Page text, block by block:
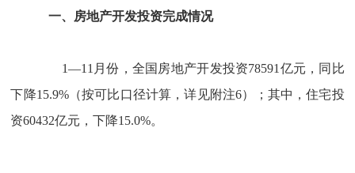
一、房地产开发投资完成情况
1—11 月份，全国房地产开发投资78591 亿元，同比
下降15.9%（按可比口径计算，详见附注6）；其中，住宅投
资60432亿元，下降15.0%。